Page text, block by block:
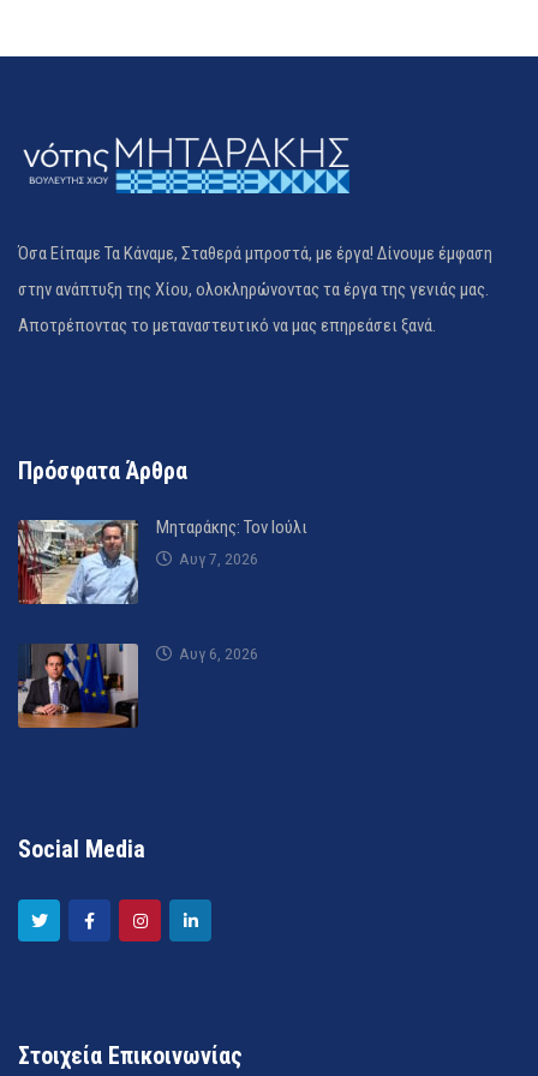
Όσα Είπαμε Τα Κάναμε, Σταθερά μπροστά, με έργα! Δίνουμε έμφαση
στην ανάπτυξη της Χίου, ολοκληρώνοντας τα έργα της γενιάς μας.
Αποτρέποντας το μεταναστευτικό να μας επηρεάσει ξανά.
Πρόσφατα Άρθρα
Μηταράκης: Τον Ιούλι
Αυγ 7, 2026
Αυγ 6, 2026
Social Media
Στοιχεία Επικοινωνίας